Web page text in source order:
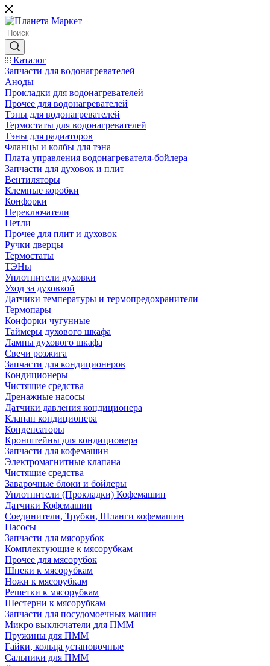
Каталог
Запчасти для водонагревателей
Аноды
Прокладки для водонагревателей
Прочее для водонагревателей
Тэны для водонагревателей
Термостаты для водонагревателей
Тэны для радиаторов
Фланцы и колбы для тэна
Плата управления водонагревателя-бойлера
Запчасти для духовок и плит
Вентиляторы
Клемные коробки
Конфорки
Переключатели
Петли
Прочее для плит и духовок
Ручки дверцы
Термостаты
ТЭНы
Уплотнители духовки
Уход за духовкой
Датчики температуры и термопредохранители
Термопары
Конфорки чугунные
Таймеры духового шкафа
Лампы духового шкафа
Свечи розжига
Запчасти для кондиционеров
Кондиционеры
Чистящие средства
Дренажные насосы
Датчики давления кондиционера
Клапан кондиционера
Конденсаторы
Кронштейны для кондиционера
Запчасти для кофемашин
Электромагнитные клапана
Чистящие средства
Заварочные блоки и бойлеры
Уплотнители (Прокладки) Кофемашин
Датчики Кофемашин
Соединители, Трубки, Шланги кофемашин
Насосы
Запчасти для мясорубок
Комплектующие к мясорубкам
Прочее для мясорубок
Шнеки к мясорубкам
Ножи к мясорубкам
Решетки к мясорубкам
Шестерни к мясорубкам
Запчасти для посудомоечных машин
Микро выключатели для ПММ
Пружины для ПММ
Гайки, кольца установочные
Сальники для ПММ